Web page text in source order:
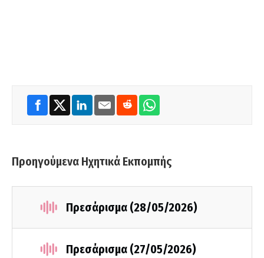
Προηγούμενα Ηχητικά Εκπομπής
Πρεσάρισμα (28/05/2026)
Πρεσάρισμα (27/05/2026)